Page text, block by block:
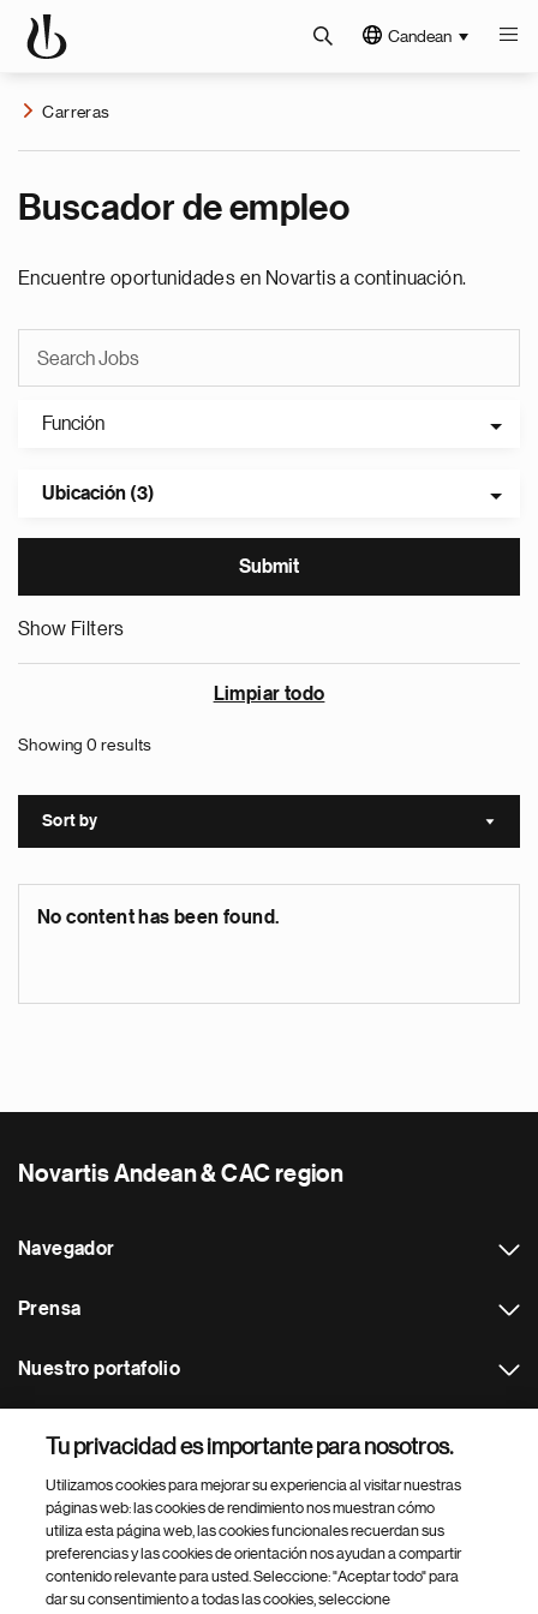
Candean
Carreras
Buscador de empleo
Encuentre oportunidades en Novartis a continuación.
Función
Ubicación (3)
Show Filters
Limpiar todo
Showing 0 results
Sort by Sort
No content has been found.
Novartis Andean & CAC region
Navegador
Prensa
Nuestro portafolio
Footer Site Search
Tu privacidad es importante para nosotros.
Utilizamos cookies para mejorar su experiencia al visitar nuestras
páginas web: las cookies de rendimiento nos muestran cómo
utiliza esta página web, las cookies funcionales recuerdan sus
preferencias y las cookies de orientación nos ayudan a compartir
contenido relevante para usted. Seleccione: "Aceptar todo" para
dar su consentimiento a todas las cookies, seleccione